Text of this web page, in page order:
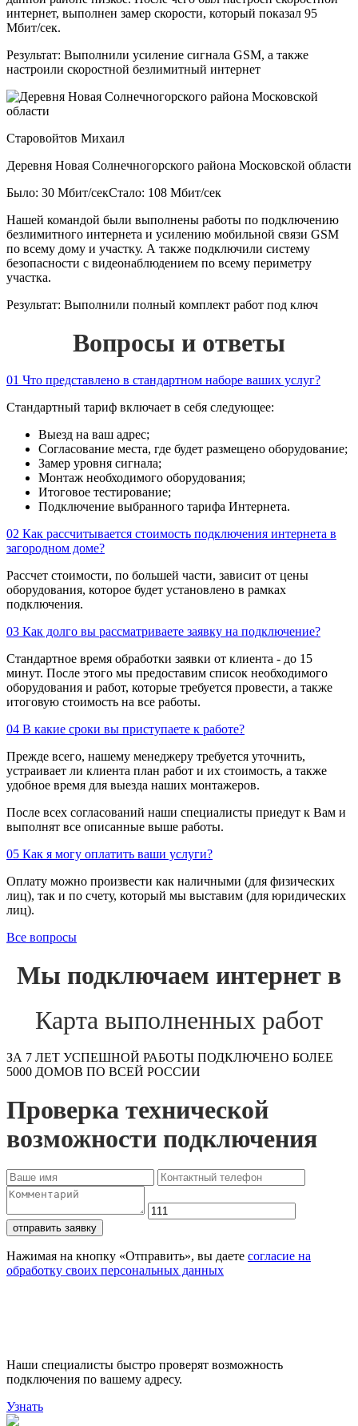
интернет, выполнен замер скорости, который показал 95
Мбит/сек.
Результат: Выполнили усиление сигнала GSM, а также
настроили скоростной безлимитный интернет
Старовойтов Михаил
Деревня Новая Солнечногорского района Московской области
Было: 30 Мбит/секСтало: 108 Мбит/сек
Нашей командой были выполнены работы по подключению
безлимитного интернета и усилению мобильной связи GSM
по всему дому и участку. А также подключили систему
безопасности с видеонаблюдением по всему периметру
участка.
Результат: Выполнили полный комплект работ под ключ
Вопросы и ответы
01 Что представлено в стандартном наборе ваших услуг?
Стандартный тариф включает в себя следующее:
Выезд на ваш адрес;
Согласование места, где будет размещено оборудование;
Замер уровня сигнала;
Монтаж необходимого оборудования;
Итоговое тестирование;
Подключение выбранного тарифа Интернета.
02 Как рассчитывается стоимость подключения интернета в
загородном доме?
Рассчет стоимости, по большей части, зависит от цены
оборудования, которое будет установлено в рамках
подключения.
03 Как долго вы рассматриваете заявку на подключение?
Стандартное время обработки заявки от клиента - до 15
минут. После этого мы предоставим список необходимого
оборудования и работ, которые требуется провести, а также
итоговую стоимость на все работы.
04 В какие сроки вы приступаете к работе?
Прежде всего, нашему менеджеру требуется уточнить,
устраивает ли клиента план работ и их стоимость, а также
удобное время для выезда наших монтажеров.
После всех согласований наши специалисты приедут к Вам и
выполнят все описанные выше работы.
05 Как я могу оплатить ваши услуги?
Оплату можно произвести как наличными (для физических
лиц), так и по счету, который мы выставим (для юридических
лиц).
Все вопросы
Мы подключаем интернет в
Карта выполненных работ
ЗА 7 ЛЕТ УСПЕШНОЙ РАБОТЫ ПОДКЛЮЧЕНО БОЛЕЕ
5000 ДОМОВ ПО ВСЕЙ РОССИИ
Проверка технической
возможности подключения
отправить заявку
Нажимая на кнопку «Отправить», вы даете согласие на
обработку своих персональных данных
Наши специалисты быстро проверят возможность
подключения по вашему адресу.
Узнать